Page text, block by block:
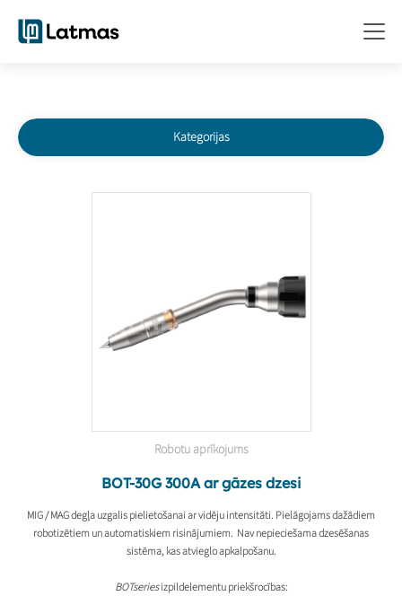
Kategorijas
Robotu aprīkojums
BOT-30G 300A ar gāzes dzesi
MIG / MAG degļa uzgalis pielietošanai ar vidēju intensitāti. Pielāgojams dažādiem
robotizētiem un automatiskiem risinājumiem. Nav nepieciešama dzesēšanas
sistēma, kas atvieglo apkalpošanu.
BOTseriesizpildelementu priekšrocības: